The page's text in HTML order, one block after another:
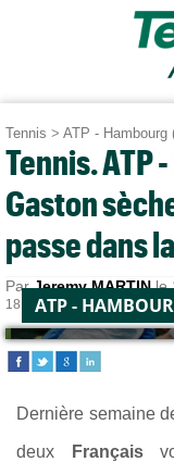
Tennis > ATP - Hambourg
Tennis. ATP
Gaston
passe dans
ParJeremy MARTINle
18:47.ATP -
Dernière semaine
deux Français